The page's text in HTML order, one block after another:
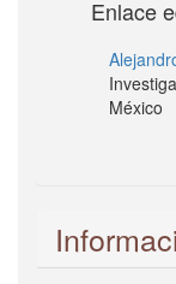
Enlace
México